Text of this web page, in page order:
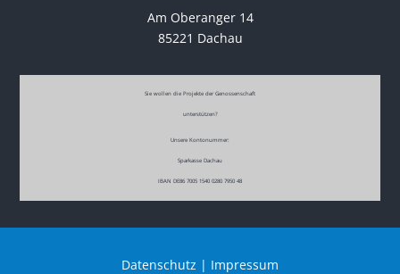
Am Oberanger 14
85221 Dachau
Sie wollen die Projekte der Genossenschaft
unterstützen?
Unsere Kontonummer:
Sparkasse Dachau
IBAN DE86 7005 1540 0280 7950 48
Datenschutz | Impressum